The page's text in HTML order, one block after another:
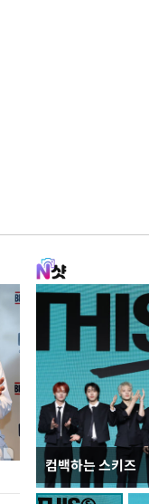
컴백하는 스키즈
이 대통령, 국가
가 책임지고 치